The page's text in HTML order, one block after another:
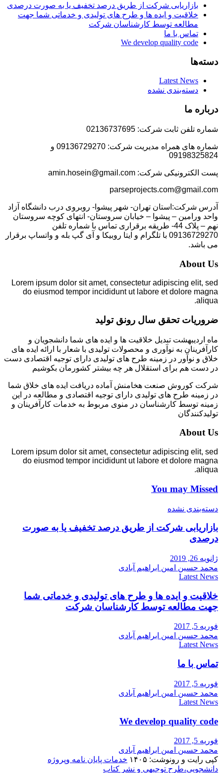
بازاریابی شرکت از طریق درصد تخفیف یا به صورت درصدی
خلاقیت و ایده ها و طرح های تولیدی و خدماتی شما جهت
مطالعه توسط کارشناسان شرکت
تماس با ما
We develop quality code
دسته‌ها
Latest News
دسته‌بندی نشده
درباره ما
شماره تلفن ثابت شرکت: 02136737695
شماره های همراه مدیریت شرکت: 09136729270 و
09198325824
پست الکترونیکی شرکت: amin.hosein@gmail.com
parseprojects.com@gmail.com
آدرس شرکت:استان تهران- شهر پیشوا- روبروی درب دانشگاه آزاد
واحد ورامین – پیشوا – خیابان سروستان- انتهای کوچه سروستان
نهم – پلاک 44- طریقه برقراری تماس با شماره تلفن
09136729270 با تلگرام و ایتا روبیکا و آی گپ بله و واتساپ برقرار
می باشد.
About Us
Lorem ipsum dolor sit amet, consectetur adipiscing elit, sed
do eiusmod tempor incididunt ut labore et dolore magna
aliqua.
ضروریات تحقق سال رونق تولید
ماه اردیبهشت تبدیل خلاقیت ها و ایده های شما دانشجویان و
کارآفرینان به نوآوری و محصولات تولیدی با شعار با ارائه ایده های
خلاق و نوآور در زمینه طرح های تولیدی دارای توجیه اقتصادی دست
در دست هم برای استقلال هر چه بیشتر کشورمان بکوشیم
شرکت کوروش صنعت هخامنش آماده دریافت ایده های خلاق شما
در زمینه طرح های تولیدی دارای توجیه اقتصادی و مطالعه در این
زمینه توسط کارشناسان در منوی مربوط به خدمات کارآفرینان و
تولیدکنندگان
About Us
Lorem ipsum dolor sit amet, consectetur adipiscing elit, sed
do eiusmod tempor incididunt ut labore et dolore magna
aliqua.
You may Missed
دسته‌بندی نشده
بازاریابی شرکت از طریق درصد تخفیف یا به صورت
درصدی
ژانویه 26, 2019
محمد حسین امین ابراهیم آبادی
Latest News
خلاقیت و ایده ها و طرح های تولیدی و خدماتی شما
جهت مطالعه توسط کارشناسان شرکت
فوریه 5, 2017
محمد حسین امین ابراهیم آبادی
Latest News
تماس با ما
فوریه 5, 2017
محمد حسین امین ابراهیم آبادی
Latest News
We develop quality code
فوریه 5, 2017
محمد حسین امین ابراهیم آبادی
کپی رایت و رونوشت: ۱۴۰۵
خدمات پایان نامه وپروژه
دانشجویی،طرح توجیهی و نشر کتاب